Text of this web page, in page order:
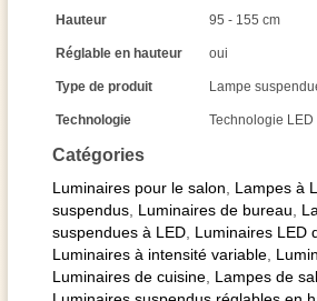
Catégories
Luminaires pour le salon Lampes à
suspendus Luminaires de bureau
suspendues à LED Luminaires LED
Luminaires à intensité variable
Luminaires de cuisine Lampes de
Hauteur 95 - 155 cm
Réglable en hauteur oui
Type de produit Lampe
Technologie Technologie LED